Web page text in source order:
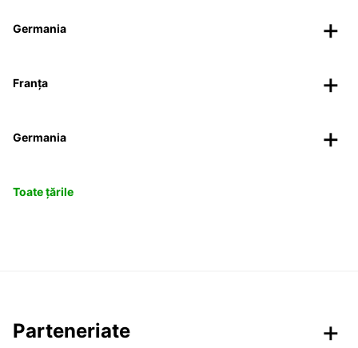
Germania
Franța
Germania
Toate țările
Parteneriate